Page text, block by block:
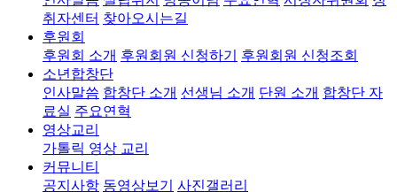
취자센터 찾아오시는길
후원회
후원회 소개 후원회원 신청하기
후원회원 신청조회
소년합창단
인사말씀 합창단 소개 선생님 소개 단원 소개 합창단 자
료실 주요연혁
영상교리
가톨릭 영상 교리
커뮤니티
공지사항 동영상보기 사진갤러리